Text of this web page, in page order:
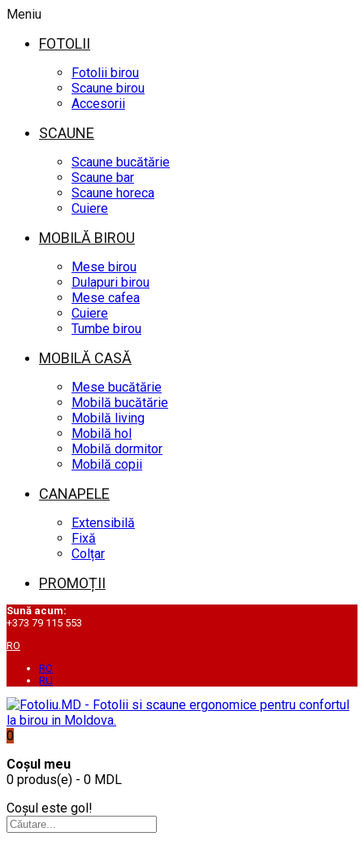
Meniu
FOTOLII
Fotolii birou
Scaune birou
Accesorii
SCAUNE
Scaune bucătărie
Scaune bar
Scaune horeca
Cuiere
MOBILĂ BIROU
Mese birou
Dulapuri birou
Mese cafea
Cuiere
Tumbe birou
MOBILĂ CASĂ
Mese bucătărie
Mobilă bucătărie
Mobilă living
Mobilă hol
Mobilă dormitor
Mobilă copii
CANAPELE
Extensibilă
Fixă
Colțar
PROMOȚII
Sună acum:
+373 79 115 553
RO
RO
RU
0
Coșul meu
0 produs(e) - 0 MDL
Coșul este gol!